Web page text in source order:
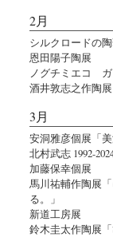
2月
シルクロードの
恩田陽子陶展
ノグチミエコ
酒井敦志之作陶展
3月
安洞雅彦個展「
北村武志 1992-
加藤保幸個展
馬川祐輔作陶展
る。」
新道工房展
鈴木圭太作陶展